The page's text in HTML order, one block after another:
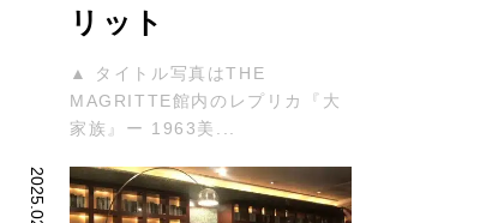
リット
▲ タイトル写真はTHE
MAGRITTE館内のレプリカ『大
家族』ー 1963美...